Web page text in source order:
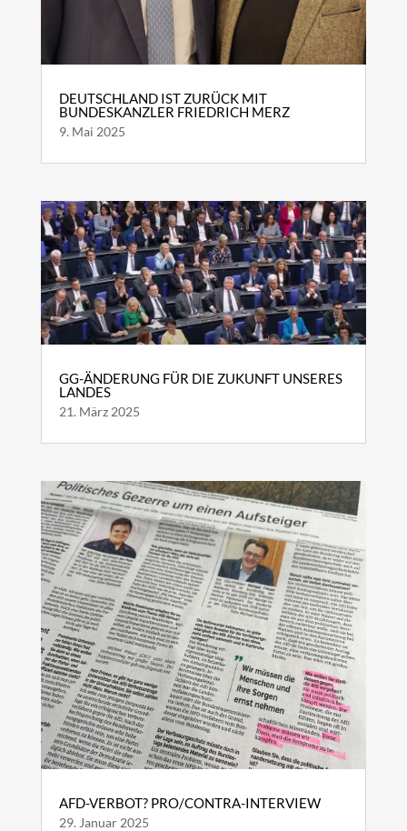
DEUTSCHLAND IST ZURÜCK MIT
BUNDESKANZLER FRIEDRICH MERZ
9. Mai 2025
GG-ÄNDERUNG FÜR DIE ZUKUNFT UNSERES
LANDES
21. März 2025
AFD-VERBOT? PRO/CONTRA-INTERVIEW
29. Januar 2025